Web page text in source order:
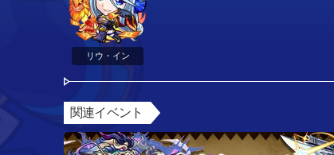
リウ・イン
関連イベント